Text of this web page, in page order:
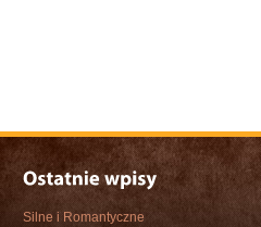
Silne i Romantyczne